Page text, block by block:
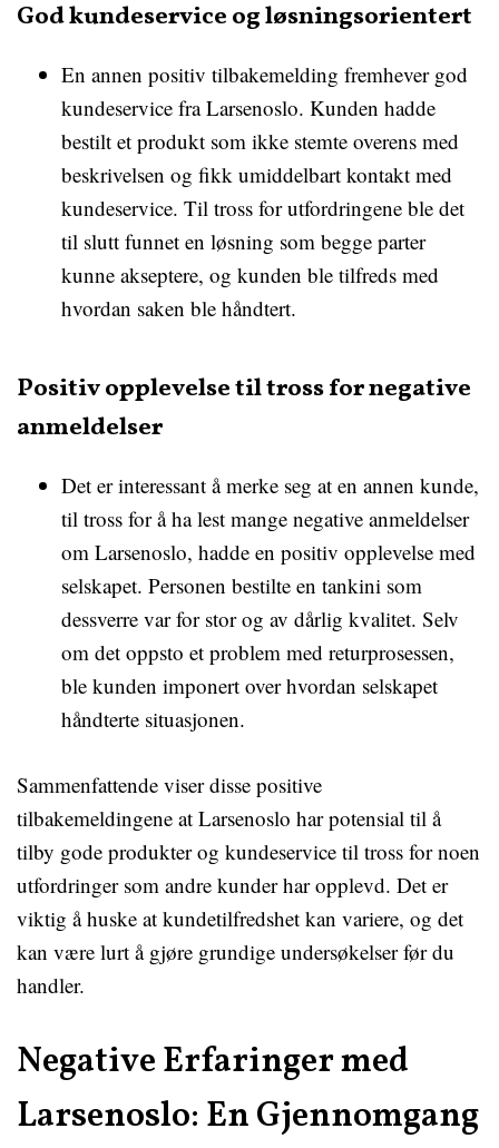
God kundeservice og løsningsorientert
En annen positiv tilbakemelding fremhever god
kundeservice fra Larsenoslo. Kunden hadde
bestilt et produkt som ikke stemte overens med
beskrivelsen og fikk umiddelbart kontakt med
kundeservice. Til tross for utfordringene ble det
til slutt funnet en løsning som begge parter
kunne akseptere, og kunden ble tilfreds med
hvordan saken ble håndtert.
Positiv opplevelse til tross for negative
anmeldelser
Det er interessant å merke seg at en annen kunde,
til tross for å ha lest mange negative anmeldelser
om Larsenoslo, hadde en positiv opplevelse med
selskapet. Personen bestilte en tankini som
dessverre var for stor og av dårlig kvalitet. Selv
om det oppsto et problem med returprosessen,
ble kunden imponert over hvordan selskapet
håndterte situasjonen.
Sammenfattende viser disse positive
tilbakemeldingene at Larsenoslo har potensial til å
tilby gode produkter og kundeservice til tross for noen
utfordringer som andre kunder har opplevd. Det er
viktig å huske at kundetilfredshet kan variere, og det
kan være lurt å gjøre grundige undersøkelser før du
handler.
Negative Erfaringer med
Larsenoslo: En Gjennomgang